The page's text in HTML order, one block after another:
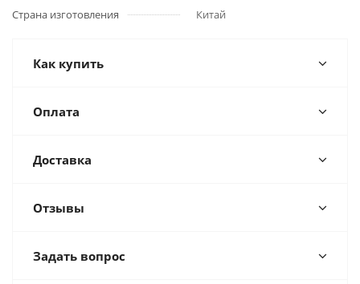
Страна изготовления
Китай
Как купить
Оплата
Доставка
Отзывы
Задать вопрос